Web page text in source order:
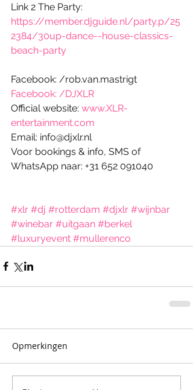
Link 2 The Party:
https://member.djguide.nl/party.p/25
2384/30up-dance--house-classics-
beach-party
Facebook: /rob.van.mastrigt
Facebook: /DJXLR
Official website: www.XLR-
entertainment.com
Email: info@djxlr.nl
Voor bookings & info, SMS of
WhatsApp naar: +31 652 091040
#xlr #dj #rotterdam #djxlr #wijnbar
#winebar #uitgaan #berkel
#luxuryevent #mullerenco
Opmerkingen